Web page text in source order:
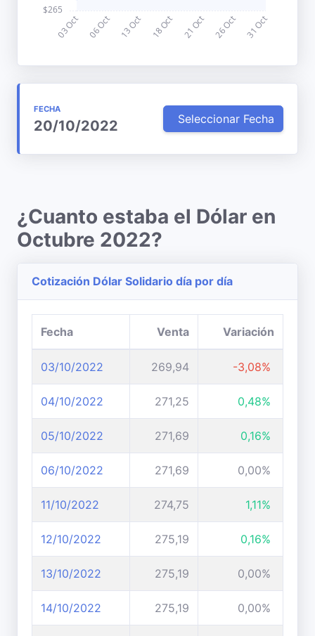
FECHA
20/10/2022 Seleccionar Fecha
¿Cuanto estaba el Dólar en
Octubre 2022?
Cotización Dólar Solidario día por día
Fecha Venta Variación
03/10/2022 269,94 -3,08%
04/10/2022 271,25 0,48%
05/10/2022 271,69 0,16%
06/10/2022 271,69 0,00%
11/10/2022 274,75 1,11%
12/10/2022 275,19 0,16%
13/10/2022 275,19 0,00%
14/10/2022 275,19 0,00%